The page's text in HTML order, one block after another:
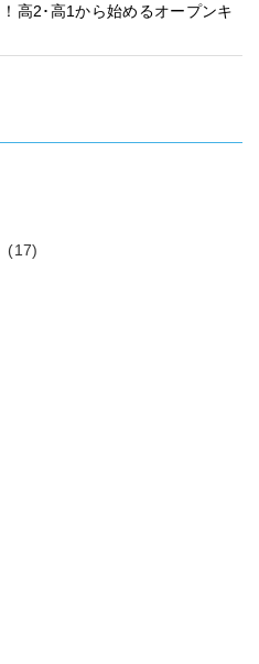
高2･高1から始めるオープンキ
(17)